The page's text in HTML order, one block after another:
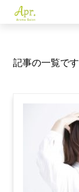
記事の一覧です